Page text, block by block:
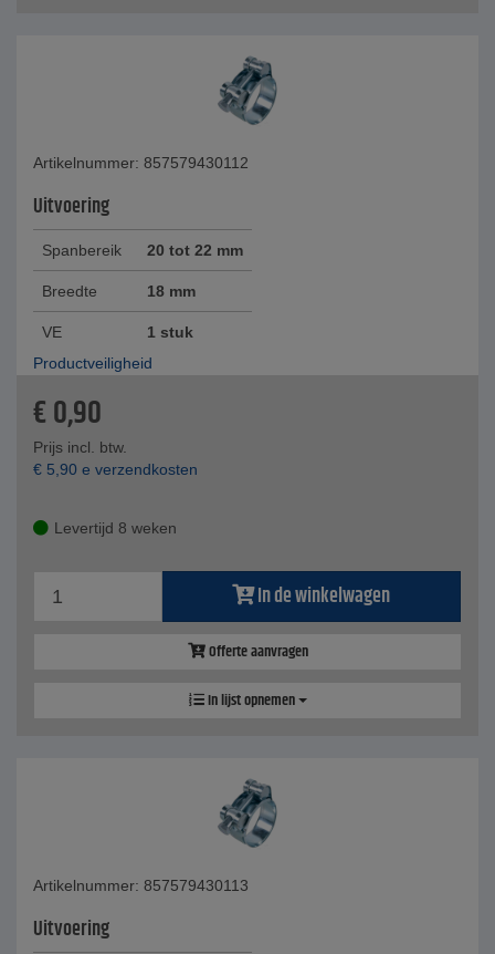
Artikelnummer: 857579430112
Uitvoering
Spanbereik 20 tot 22 mm
Breedte 18 mm
VE
1 stuk
Productveiligheid
€0,90
Prijs incl. btw.
€ 5,90 e verzendkosten
Levertijd 8 weken
In de winkelwagen
Offerte aanvragen
In lijst opnemen
Artikelnummer: 857579430113
Uitvoering